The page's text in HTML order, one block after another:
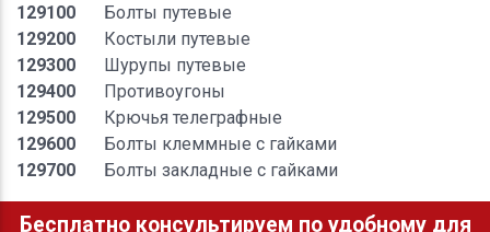
129100
Болты путевые
129200
Костыли путевые
129300
Шурупы путевые
129400
Противоугоны
129500
Крючья телеграфные
129600
Болты клеммные с гайками
129700
Болты закладные с гайками
Бесплатно консультируем по удобному для